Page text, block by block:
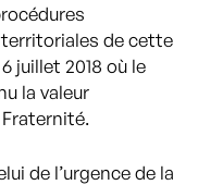
de cette
juillet 2018 où le
la valeur
de l’urgence de la